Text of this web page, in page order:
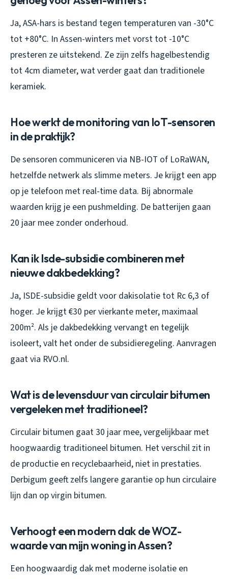
Ja, ASA-hars is bestand tegen temperaturen van -30°C
tot +80°C. In Assen-winters met vorst tot -10°C
presteren ze uitstekend. Ze zijn zelfs hagelbestendig
tot 4cm diameter, wat verder gaat dan traditionele
keramiek.
Hoe werkt de monitoring van IoT-sensoren
in de praktijk?
De sensoren communiceren via NB-IOT of LoRaWAN,
hetzelfde netwerk als slimme meters. Je krijgt een app
op je telefoon met real-time data. Bij abnormale
waarden krijg je een pushmelding. De batterijen gaan
20 jaar mee zonder onderhoud.
Kan ik Isde-subsidie combineren met
nieuwe dakbedekking?
Ja, ISDE-subsidie geldt voor dakisolatie tot Rc 6,3 of
hoger. Je krijgt €30 per vierkante meter, maximaal
200m². Als je dakbedekking vervangt en tegelijk
isoleert, valt het onder de subsidieregeling. Aanvragen
gaat via RVO.nl.
Wat is de levensduur van circulair bitumen
vergeleken met traditioneel?
Circulair bitumen gaat 30 jaar mee, vergelijkbaar met
hoogwaardig traditioneel bitumen. Het verschil zit in
de productie en recyclebaarheid, niet in prestaties.
Derbigum geeft zelfs langere garantie op hun circulaire
lijn dan op virgin bitumen.
Verhoogt een modern dak de WOZ-
waarde van mijn woning in Assen?
Een hoogwaardig dak met moderne isolatie en